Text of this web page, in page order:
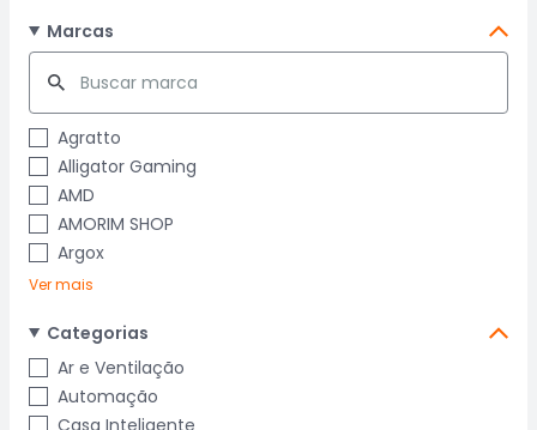
Marcas
Agratto
Alligator Gaming
AMD
AMORIM SHOP
Argox
Ver mais
Categorias
Ar e Ventilação
Automação
Casa Inteligente